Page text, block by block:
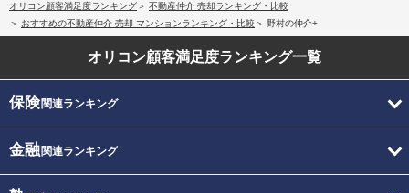
オリコン顧客満足度ランキング
不動産仲介 売却ランキング・比較
おすすめの不動産仲介 売却 マンションランキング・比較
野村の仲介+
オリコン顧客満足度ランキング一覧
保険関連ランキング
金融関連ランキング